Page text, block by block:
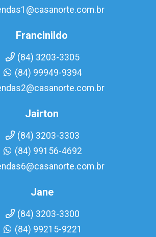
Francinildo
(84) 3203-3305
(84) 99949-9394
Jairton
(84) 3203-3303
(84) 99156-4692
Jane
(84) 3203-3300
(84) 99215-9221